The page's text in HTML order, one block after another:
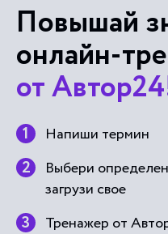
Повышай
онлайн-
от
Напиши термин
Выбери
загрузи свое
Тренажер от